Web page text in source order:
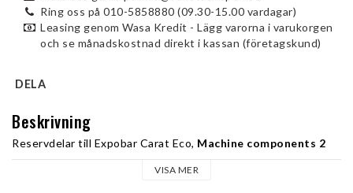
Ring oss på 010-5858880 (09.30-15.00 vardagar)
Leasing genom Wasa Kredit - Lägg varorna i varukorgen
och se månadskostnad direkt i kassan (företagskund)
DELA
Beskrivning
Reservdelar till Expobar Carat Eco, Machine components 2
VISA MER